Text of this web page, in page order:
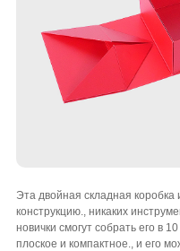
Эта двойная складная
конструкцию., никаких
новички смогут собрать его в
плоское и компактное., и его